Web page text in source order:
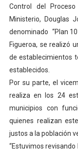
Campo Elías
Fundecem inició
El Lactario del
Plan Vacacional
Iniciación al
Mincomunas
Expertos
Control del
Ministerio, Douglas
denominado “Plan
Figueroa, se realizó
de establecimientos
establecidos.
Por su parte, el
realiza en los 24
municipios con
quienes realizan
justos a la población
“Estuvimos